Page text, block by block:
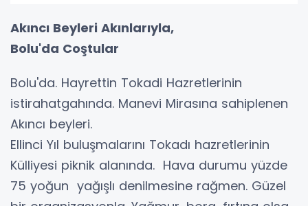
Akıncı Beyleri Akınlarıyla,
Bolu'da Coştular
Bolu'da. Hayrettin Tokadi Hazretlerinin
istirahatgahında. Manevi Mirasına sahiplenen
Akıncı beyleri.
Ellinci Yıl buluşmalarını Tokadı hazretlerinin
Külliyesi piknik alanında. Hava durumu yüzde
75 yoğun yağışlı denilmesine rağmen. Güzel